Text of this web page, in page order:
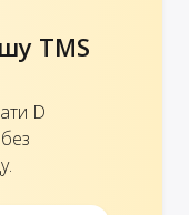
TMS
D